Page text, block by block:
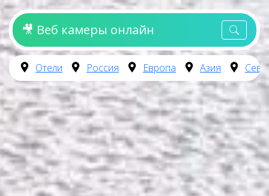
🎥 Веб камеры онлайн
Отели Россия Европа Азия